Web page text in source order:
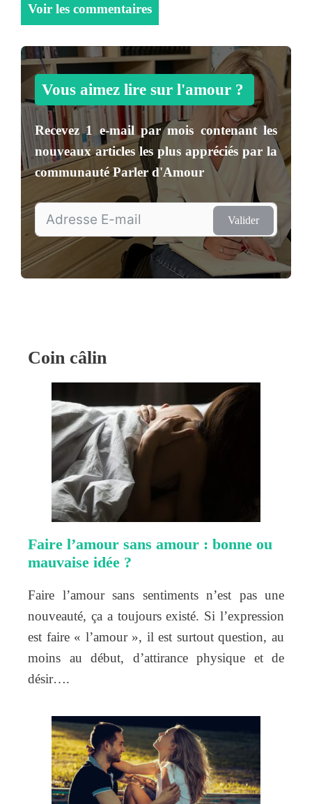
Voir les commentaires
Vous aimez lire sur l'amour ?
Recevez1 e-mail par mois contenant les
nouveaux articles les plus appréciés par la
communautéParler d'Amour
Valider
Coin câlin
Faire l’amour sans amour : bonne ou
mauvaise idée ?
Faire l’amour sans sentiments n’est pas une
nouveauté, ça a toujours existé. Si l’expression
est faire « l’amour », il est surtout question, au
moins au début, d’attirance physique et de
désir….